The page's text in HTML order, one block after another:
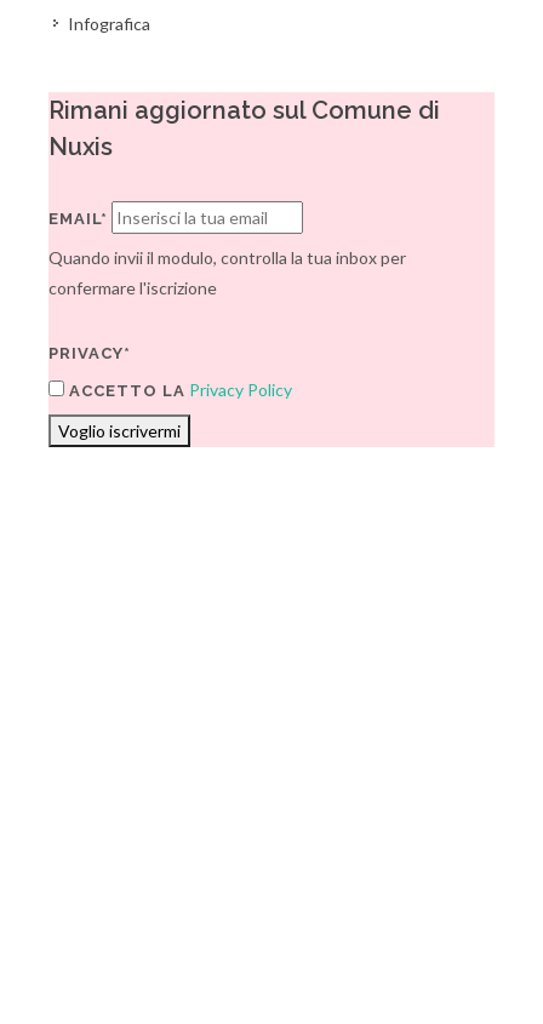
Infografica
Rimani aggiornato sul Comune di
Nuxis
EMAIL*
Quando invii il modulo, controlla la tua inbox per
confermare l'iscrizione
PRIVACY*
ACCETTO LA Privacy Policy
Voglio iscrivermi